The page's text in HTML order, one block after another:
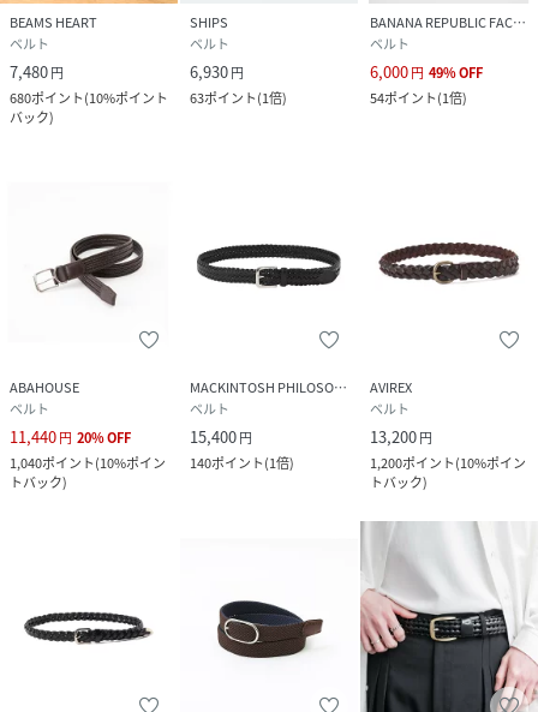
BEAMS HEART
ベルト
7,480円
680ポイント(10%ポイント
バック)
SHIPS
ベルト
6,930円
63ポイント(1倍)
BANANA REPUBLIC FACTORY STORE
ベルト
6,000円 49%OFF
54ポイント(1倍)
ABAHOUSE
ベルト
11,440円 20%OFF
1,040ポイント(10%ポイン
トバック)
MACKINTOSH PHILOSOPHY
ベルト
15,400円
140ポイント(1倍)
AVIREX
ベルト
13,200円
1,200ポイント(10%ポイン
トバック)